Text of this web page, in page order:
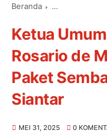
Beranda Ketua Umum
Ketua
Rosario de
Paket
Siantar
MEI 31, 2025 0